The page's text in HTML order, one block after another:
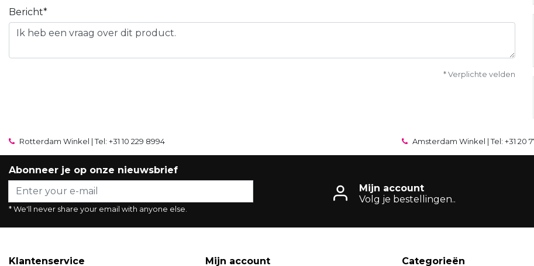
Bericht*
* Verplichte velden
Rotterdam Winkel | Tel: +31 10 229 8994 Amsterdam Winkel | Tel: +31 20
Abonneer je op onze nieuwsbrief
* We'll never share your email with anyone else.
Mijn account
Volg je bestellingen..
Klantenservice Mijn account Categorieën